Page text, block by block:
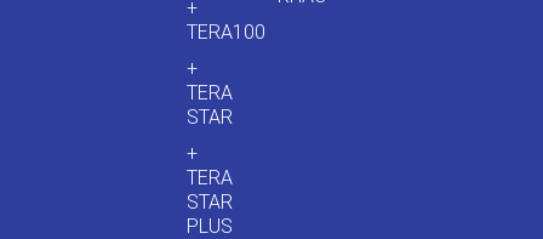
+
TERA100
+
TERA
STAR
+
TERA
STAR
PLUS